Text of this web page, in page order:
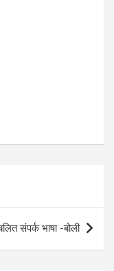
संपर्क भाषा -बोली